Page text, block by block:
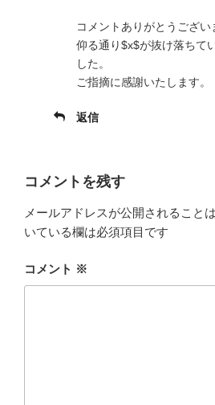
コメントありがとうござい
仰る通り$x$が抜け落ちて
した。
ご指摘に感謝いたします。
返信
コメントを残す
メールアドレスが公開されること
いている欄は必須項目です
コメント ※